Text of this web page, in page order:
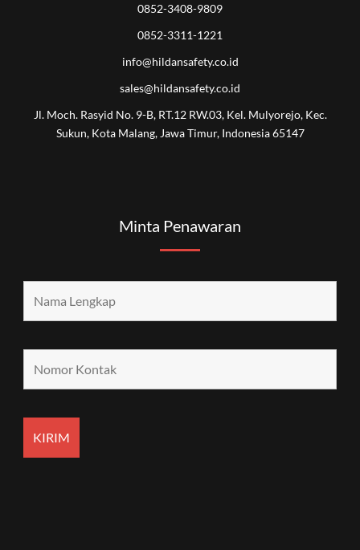
0852-3408-9809
0852-3311-1221
info@hildansafety.co.id
sales@hildansafety.co.id
Jl. Moch. Rasyid No. 9-B, RT.12 RW.03, Kel. Mulyorejo, Kec.
Sukun, Kota Malang, Jawa Timur, Indonesia 65147
Minta Penawaran